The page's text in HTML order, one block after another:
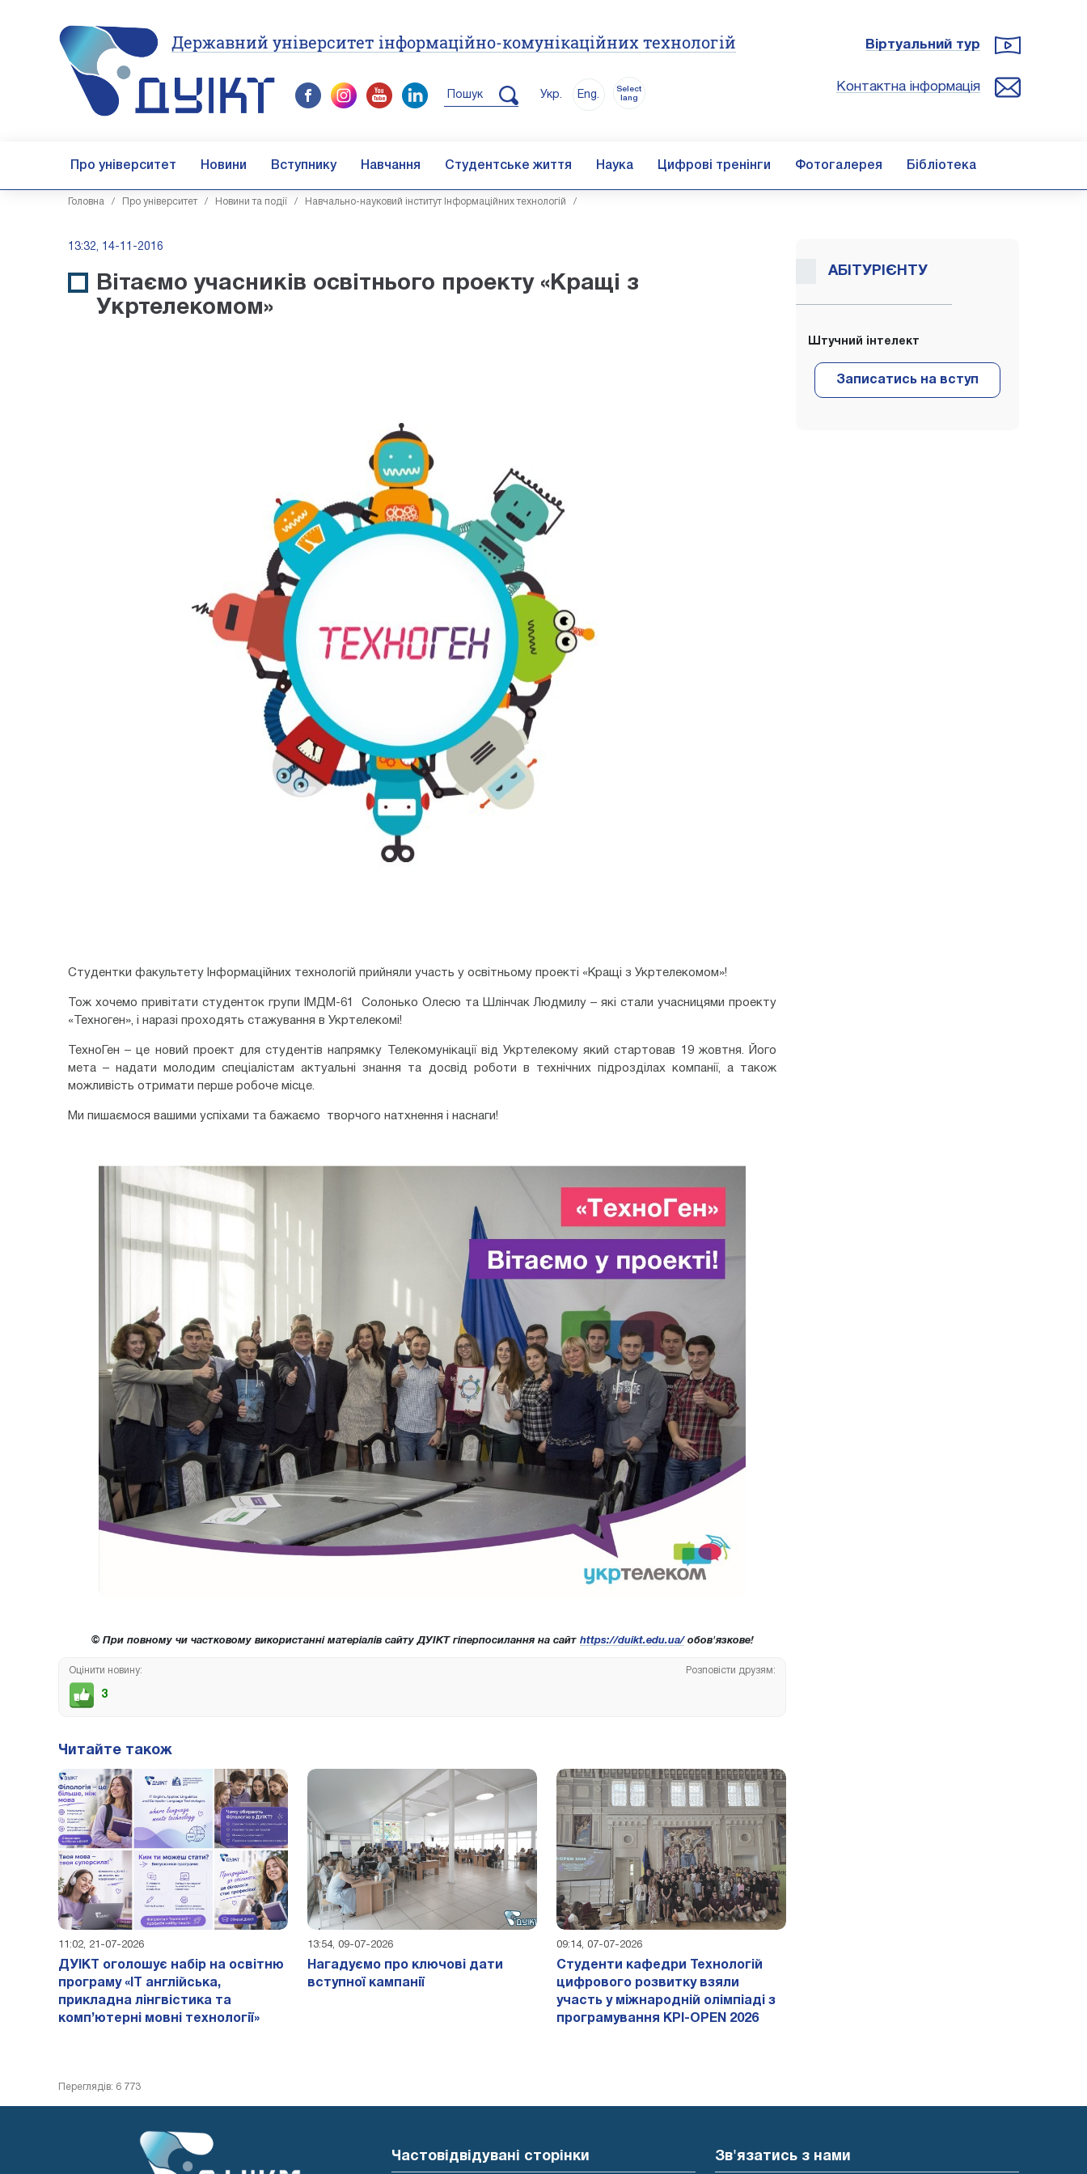
Державний університет інформаційно-комунікаційних технологій
Пошук Укр. Eng.
Select
lang
Віртуальний тур
Контактна інформація
Про університет Новини Вступнику Навчання Студентське життя Наука Цифрові тренінги Фотогалерея Бібліотека
Головна / Про університет/ Новини та події / Навчально-науковий інститут Інформаційних технологій /
13:32, 14-11-2016
Вітаємо учасників освітнього проекту «Кращі з
Укртелекомом»
Студентки факультету Інформаційних технологій прийняли участь у освітньому проекті «Кращі з Укртелекомом»!
Тож хочемо привітати студенток групи ІМДМ-61 Солонько Олесю та Шлінчак Людмилу – які стали учасницями проекту
«Техноген», і наразі проходять стажування в Укртелекомі!
ТехноГен – це новий проект для студентів напрямку Телекомунікації від Укртелекому який стартовав 19 жовтня. Його
мета – надати молодим спеціалістам актуальні знання та досвід роботи в технічних підрозділах компанії, а також
можливість отримати перше робоче місце.
Ми пишаємося вашими успіхами та бажаємо творчого натхнення і наснаги!
© При повному чи частковому використанні матеріалів сайту ДУІКТ гіперпосилання на сайт https://duikt.edu.ua/обов'язкове!
Оцінити новину:
3
Розповісти друзям:
Читайте також
11:02, 21-07-2026
ДУІКТ оголошує набір на освітню
програму «IT англійська,
прикладна лінгвістика та
комп’ютерні мовні технології»
13:54, 09-07-2026
Нагадуємо про ключові дати
вступної кампанії
09:14, 07-07-2026
Студенти кафедри Технологій
цифрового розвитку взяли
участь у міжнародній олімпіаді з
програмування KPI-OPEN 2026
АБІТУРІЄНТУ
Штучний інтелект
Переглядів: 6 773
Частовідвідувані сторінки Зв'язатись з нами